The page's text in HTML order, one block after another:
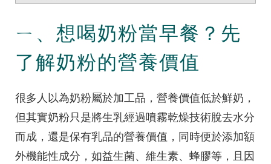
ㄧ、想喝奶粉當早餐？先
了解奶粉的營養價值
很多人以為奶粉屬於加工品，營養價值低於鮮奶，
但其實奶粉只是將生乳經過噴霧乾燥技術脫去水分
而成，還是保有乳品的營養價值，同時便於添加額
外機能性成分，如益生菌、維生素、蜂膠等，且因